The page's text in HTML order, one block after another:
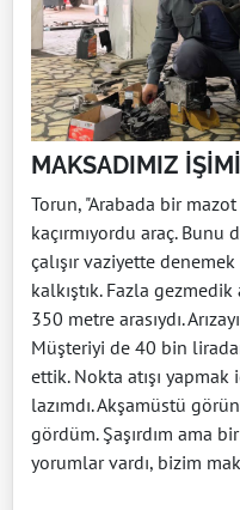
MAKSADIMIZ
Torun, "Arabada bir
kaçırmıyordu araç.
çalışır vaziyette
kalkıştık. Fazla
350 metre arasıydı.
Müşteriyi de 40 bin
ettik. Nokta atışı
lazımdı. Akşamüstü
gördüm. Şaşırdım ama
yorumlar vardı, bizim